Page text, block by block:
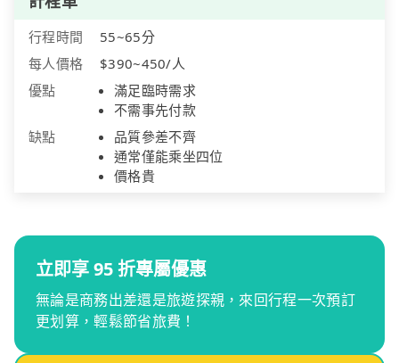
行程時間
55~65分
每人價格
$390~450/人
優點
滿足臨時需求
不需事先付款
缺點
品質參差不齊
通常僅能乘坐四位
價格貴
立即享 95 折專屬優惠
無論是商務出差還是旅遊探親，來回行程一次預訂
更划算，輕鬆節省旅費！